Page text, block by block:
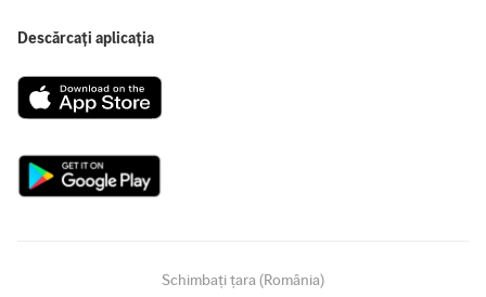
Descărcați aplicația
Schimbați țara (România)